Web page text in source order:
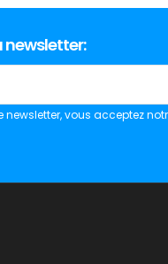
newsletter:
vous acceptez